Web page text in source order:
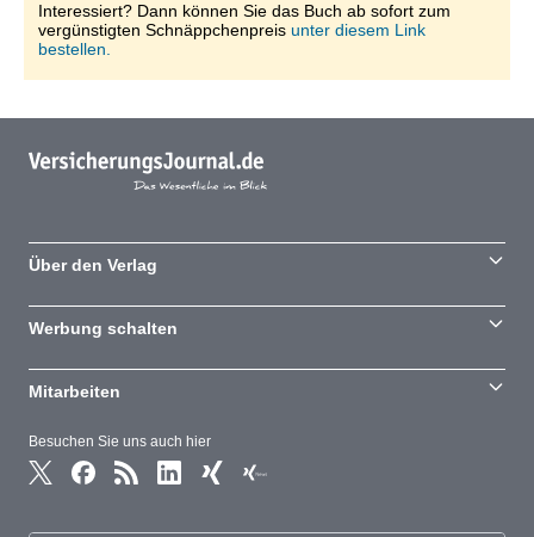
Interessiert? Dann können Sie das Buch ab sofort zum
vergünstigten Schnäppchenpreis unter diesem Link
bestellen.
Besuchen Sie uns auch hier
Über den Verlag
Werbung schalten
Mitarbeiten